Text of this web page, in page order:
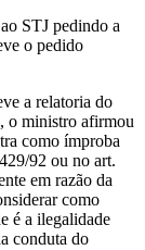
STJ pedindo a
o pedido
a relatoria do
o ministro afirmou
como ímproba
92 ou no art.
em razão da
como
é a ilegalidade
conduta do